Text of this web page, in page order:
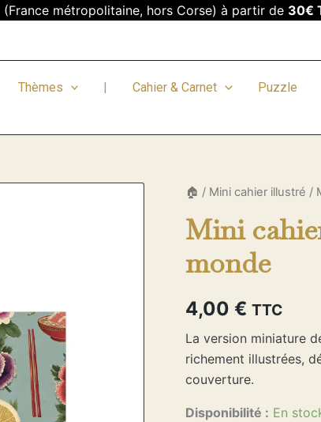
(France métropolitaine, hors Corse) à partir de 30€
Thèmes | Cahier & Carnet
Puzzle
🏠 / Mini cahier illustré /
Mini
monde
4,00€ TTC
La version miniature
richement illustrées,
couverture.
Disponibilité : En
quantité
Mini
cahier
-
du
monde